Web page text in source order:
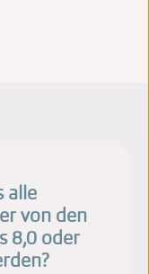
alle
von den
8,0 oder